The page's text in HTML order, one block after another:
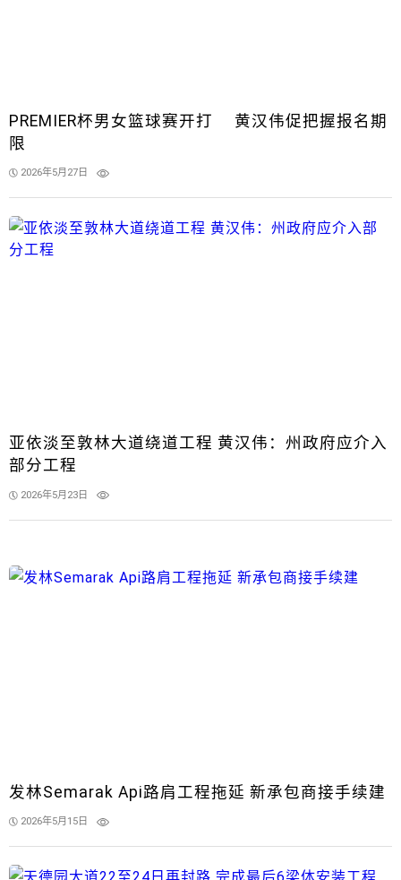
PREMIER杯男女篮球赛开打 黄汉伟促把握报名期
限
2026年5月27日
亚依淡至敦林大道绕道工程 黄汉伟：州政府应介入
部分工程
2026年5月23日
发林Semarak Api路肩工程拖延 新承包商接手续建
2026年5月15日